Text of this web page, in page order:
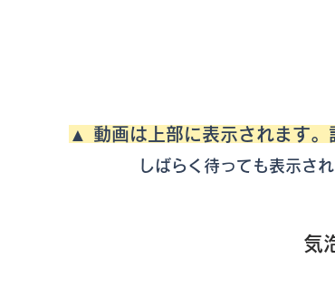
▲ 動画は上部に表示されます
しばらく待っても表示さ
気